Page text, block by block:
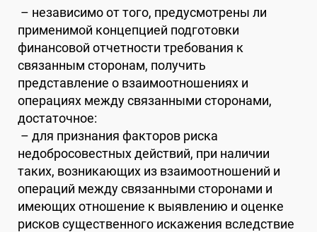
– независимо от того, предусмотрены ли
применимой концепцией подготовки
финансовой отчетности требования к
связанным сторонам, получить
представление о взаимоотношениях и
операциях между связанными сторонами,
достаточное:
– для признания факторов риска
недобросовестных действий, при наличии
таких, возникающих из взаимоотношений и
операций между связанными сторонами и
имеющих отношение к выявлению и оценке
рисков существенного искажения вследствие